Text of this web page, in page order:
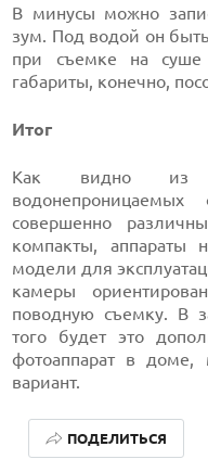
В минусы можно
зум. Под водой он
при съемке на
габариты, конечно,
Итог
Как видно из
совершенно
компакты, аппараты
модели для
камеры
поводную съемку. В
того будет это
фотоаппарат в доме,
вариант.
ПОДЕЛИТЬСЯ
ЛУЧШИЕ